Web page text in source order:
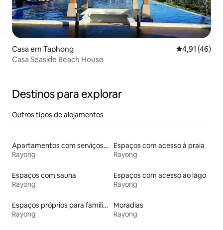
Casa em Taphong Classificação
4,91 (46)
Casa Seaside Beach House
Destinos para explorar
Outros tipos de alojamentos
Apartamentos com serviços incluídos
Rayong
Espaços com acesso à praia
Rayong
Espaços com sauna
Rayong
Espaços com acesso ao lago
Rayong
Espaços próprios para famílias
Rayong
Moradias
Rayong